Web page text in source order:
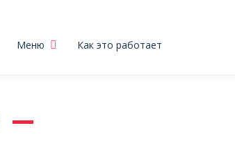
Меню Как это работает